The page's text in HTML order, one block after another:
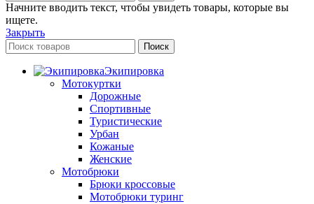
Начните вводить текст, чтобы увидеть товары, которые вы
ищете.
Закрыть
Поиск
Экипировка
Мотокуртки
Дорожные
Спортивные
Туристические
Урбан
Кожаные
Женские
Мотобрюки
Брюки кроссовые
Мотобрюки туринг